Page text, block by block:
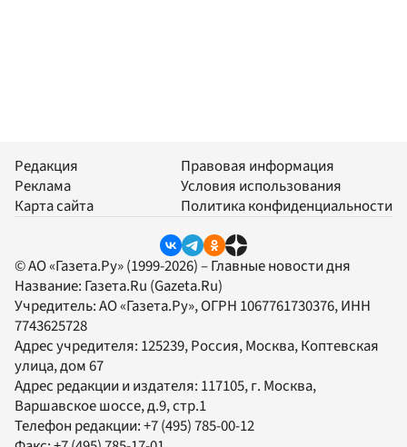
Редакция
Реклама
Карта сайта
Правовая информация
Условия использования
Политика конфиденциальности
© АО «Газета.Ру» (1999-2026) – Главные новости дня
Название: Газета.Ru (Gazeta.Ru)
Учредитель:АО «Газета.Ру», ОГРН 1067761730376, ИНН
7743625728
Адрес учредителя: 125239, Россия, Москва, Коптевская
улица, дом 67
Адрес редакции и издателя: 117105, г. Москва,
Варшавское шоссе, д.9, стр.1
Телефон редакции:+7 (495) 785-00-12